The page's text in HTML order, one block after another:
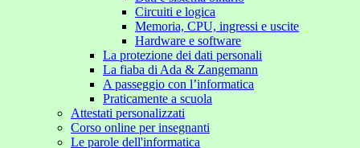
Circuiti e logica
Memoria, CPU, ingressi e uscite
Hardware e software
La protezione dei dati personali
La fiaba di Ada & Zangemann
A passeggio con l’informatica
Praticamente a scuola
Attestati personalizzati
Corso online per insegnanti
Le parole dell'informatica